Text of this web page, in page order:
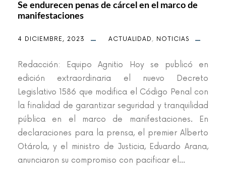
Se endurecen penas de cárcel en el marco de
manifestaciones
4 DICIEMBRE, 2023 ACTUALIDAD , NOTICIAS
Redacción: Equipo Agnitio Hoy se publicó en
edición extraordinaria el nuevo Decreto
Legislativo 1586 que modifica el Código Penal con
la finalidad de garantizar seguridad y tranquilidad
pública en el marco de manifestaciones. En
declaraciones para la prensa, el premier Alberto
Otárola, y el ministro de Justicia, Eduardo Arana,
anunciaron su compromiso con pacificar el...